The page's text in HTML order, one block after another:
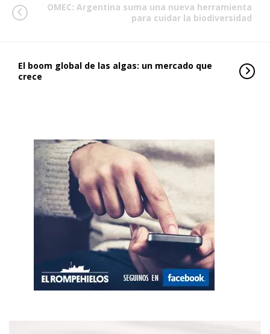
OMEC: Argentina suma una nueva herramienta
para cuidar la biodiversidad
El boom global de las algas: un mercado que
crece